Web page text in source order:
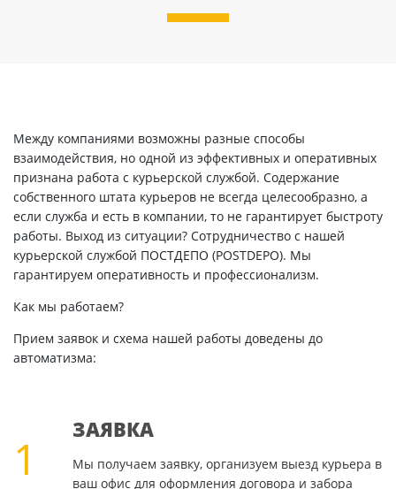
Между компаниями возможны разные способы
взаимодействия, но одной из эффективных и оперативных
признана работа с курьерской службой. Содержание
собственного штата курьеров не всегда целесообразно, а
если служба и есть в компании, то не гарантирует быстроту
работы. Выход из ситуации? Сотрудничество с нашей
курьерской службой ПОСТДЕПО (POSTDEPO). Мы
гарантируем оперативность и профессионализм.
Как мы работаем?
Прием заявок и схема нашей работы доведены до
автоматизма:
1
ЗАЯВКА
Мы получаем заявку, организуем выезд курьера в
ваш офис для оформления договора и забора